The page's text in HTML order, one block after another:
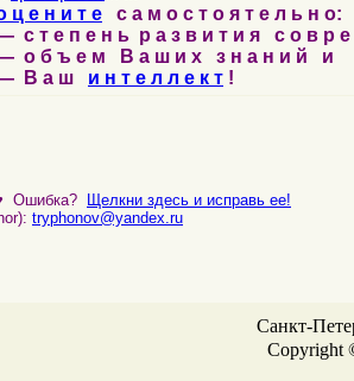
ц е н и т е с а м о с т о я т е л ь н о:
с т е п е н ь р а з в и т и я с о в р
о б ъ е м В а ш и х з н а н и й и
В а ш и н т е л л е к т !
Ошибка?
Щелкни здесь и исправь ее!
tryphonov@yandex.ru
Санкт-
Copyright